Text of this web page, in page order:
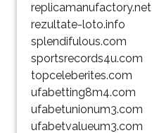
replicamanufactory.net
rezultate-loto.info
splendifulous.com
sportsrecords4u.com
topceleberites.com
ufabetting8m4.com
ufabetunionum3.com
ufabetvalueum3.com